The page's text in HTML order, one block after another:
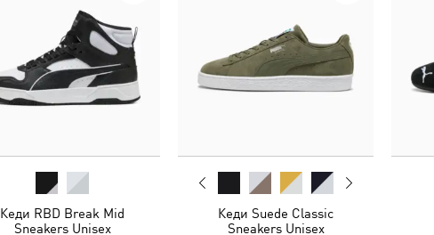
Кеди RBD Break Mid
Sneakers Unisex
Кеди Suede Classic
Sneakers Unisex